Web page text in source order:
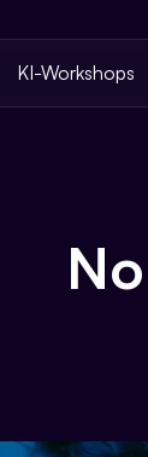
KI-Workshops